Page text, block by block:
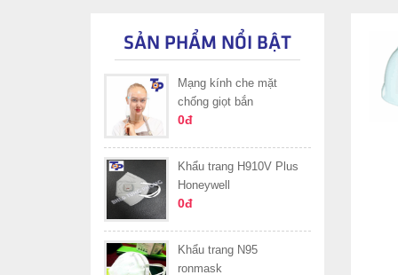
SẢN PHẨM NỔI BẬT
Mạng kính che mặt
chống giọt bắn
0đ
Khẩu trang H910V Plus
Honeywell
0đ
Khẩu trang N95
ronmask